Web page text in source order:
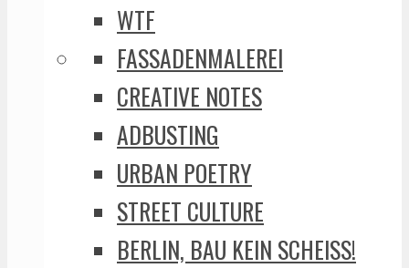
WTF
FASSADENMALEREI
CREATIVE NOTES
ADBUSTING
URBAN POETRY
STREET CULTURE
BERLIN, BAU KEIN SCHEISS!